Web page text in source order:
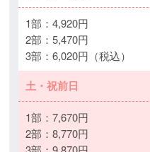
1部：4,920円
2部：5,470円
3部：6,020円（税込）
土・祝前日
1部：7,670円
2部：8,770円